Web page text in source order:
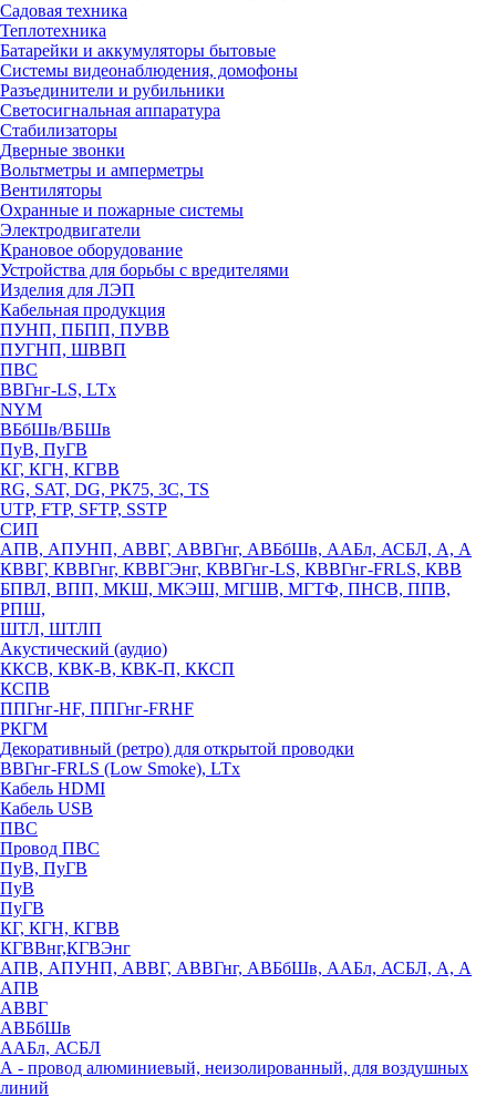
Садовая техника
Теплотехника
Батарейки и аккумуляторы бытовые
Системы видеонаблюдения, домофоны
Разъединители и рубильники
Светосигнальная аппаратура
Стабилизаторы
Дверные звонки
Вольтметры и амперметры
Вентиляторы
Охранные и пожарные системы
Электродвигатели
Крановое оборудование
Устройства для борьбы с вредителями
Изделия для ЛЭП
Кабельная продукция
ПУНП, ПБПП, ПУВВ
ПУГНП, ШВВП
ПВС
ВВГнг-LS, LTx
NYM
ВБбШв/ВБШв
ПуВ, ПуГВ
КГ, КГН, КГВВ
RG, SAT, DG, РК75, 3С, TS
UTP, FTP, SFTP, SSTP
СИП
АПВ, АПУНП, АВВГ, АВВГнг, АВБбШв, ААБл, АСБЛ, А, А
КВВГ, КВВГнг, КВВГЭнг, КВВГнг-LS, КВВГнг-FRLS, КВВ
БПВЛ, ВПП, МКШ, МКЭШ, МГШВ, МГТФ, ПНСВ, ППВ,
РПШ,
ШТЛ, ШТЛП
Акустический (аудио)
ККСВ, КВК-В, КВК-П, ККСП
КСПВ
ППГнг-HF, ППГнг-FRHF
РКГМ
Декоративный (ретро) для открытой проводки
ВВГнг-FRLS (Low Smoke), LTx
Кабель HDMI
Кабель USB
ПВС
Провод ПВС
ПуВ, ПуГВ
ПуВ
ПуГВ
КГ, КГН, КГВВ
КГВВнг,КГВЭнг
АПВ, АПУНП, АВВГ, АВВГнг, АВБбШв, ААБл, АСБЛ, А, А
АПВ
АВВГ
АВБбШв
ААБл, АСБЛ
А - провод алюминиевый, неизолированный, для воздушных
линий